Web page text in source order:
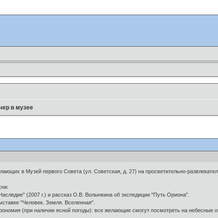
в музее
в Музей первого Совета (ул. Советская, д. 27) на просветительно-
(2007 г.) и рассказ О.В. Волынкина об экспедиции "Путь Ориона".
"Человек. Земля. Вселенная".
(при наличии ясной погоды): все желающие смогут посмотреть на небесные